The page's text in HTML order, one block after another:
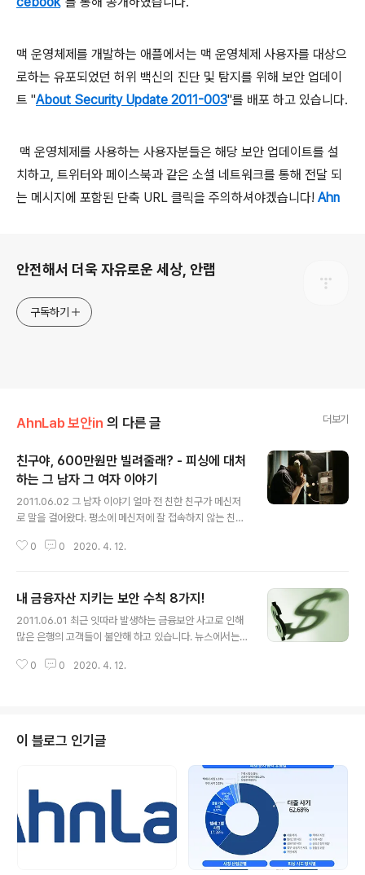
맥 운영체제를 개발하는 애플에서는 맥 운영체제 사용자를 대상으
로하는 유포되었던 허위 백신의 진단 및 탐지를 위해 보안 업데이
트 "About Security Update 2011-003"를 배포 하고 있습니다.
맥 운영체제를 사용하는 사용자분들은 해당 보안 업데이트를 설
치하고, 트위터와 페이스북과 같은 소셜 네트워크를 통해 전달 되
는 메시지에 포함된 단축 URL 클릭을 주의하셔야겠습니다! Ahn
안전해서 더욱 자유로운 세상, 안랩
구독하기
AhnLab 보안in 의 다른 글 더보기
친구야, 600만원만 빌려줄래? - 피싱에 대처
하는 그 남자 그 여자 이야기
2011.06.02 그 남자 이야기 얼마 전 친한 친구가 메신저
로 말을 걸어왔다. 평소에 메신저에 잘 접속하지 않는 친구
조심스럽게 600만원을 빌려줄 수 있냐고 물어봤다. 기가
만원이나 되는 큰돈을 어디에 쓰려고? 그 정도는 물어봐도
되지?”하고 물어보니 “안돼” 하며 접속을 끊어버렸다. 나
는 위기를 모면했지만 내 친구가 걱정되었다. 당장 비밀 번
사람들에게 600만원을 빌려달라고 계속 요구할텐데 어쩌
0 0 2020. 4. 12.
내 금융자산 지키는 보안 수칙 8가지!
2011.06.01 최근 잇따라 발생하는 금융보안 사고로 인해
많은 은행의 고객들이 불안해 하고 있습니다. 뉴스에서는
마나 허술했는지 연일 보도하고 있습니다. 그러나 문제는
하겠다는 것은 다행한 일이지만, 무엇보다 내 재산은 내가
지킨다는 각오로 미리 보안 수칙을 인지하고 지키는 것이
중요합니다. 활짝 열린 집의 대문처럼, 개방된 네트워크 위
에 내 개인정보와 자산이 올려져 있는데 지켜달라고만 바
라기만 할 수는 없기 때문입니다. 인터넷 뱅킹 사용시 지켜
야 할 개인 보안 수칙!을 알아봅니..
0 0 2020. 4. 12.
이 블로그 인기글